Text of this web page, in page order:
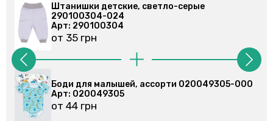
Штанишки детские, светло-серые
290100304-024
Арт: 290100304
от 35 грн
Боди для малышей, ассорти 020079102-000
Арт: 020079102
от 44 грн